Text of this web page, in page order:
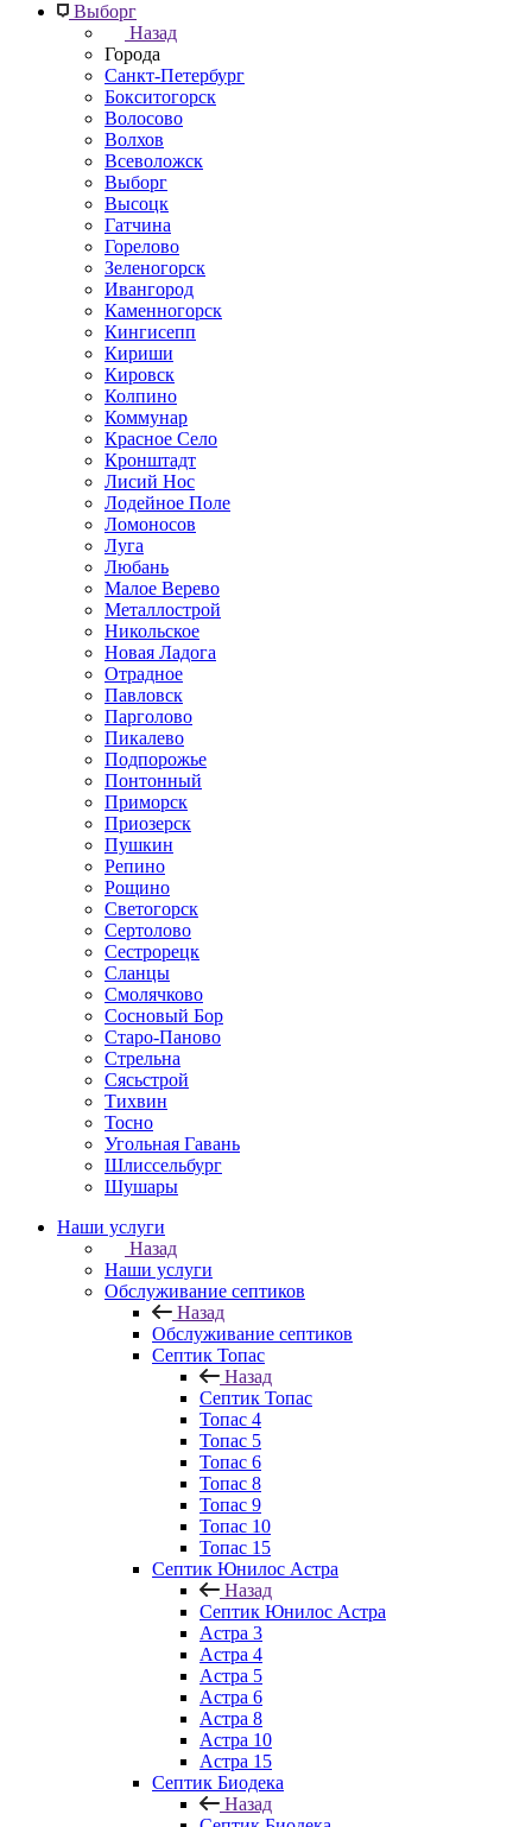
Выборг
Назад
Города
Санкт-Петербург
Бокситогорск
Волосово
Волхов
Всеволожск
Выборг
Высоцк
Гатчина
Горелово
Зеленогорск
Ивангород
Каменногорск
Кингисепп
Кириши
Кировск
Колпино
Коммунар
Красное Село
Кронштадт
Лисий Нос
Лодейное Поле
Ломоносов
Луга
Любань
Малое Верево
Металлострой
Никольское
Новая Ладога
Отрадное
Павловск
Парголово
Пикалево
Подпорожье
Понтонный
Приморск
Приозерск
Пушкин
Репино
Рощино
Светогорск
Сертолово
Сестрорецк
Сланцы
Смолячково
Сосновый Бор
Старо-Паново
Стрельна
Сясьстрой
Тихвин
Тосно
Угольная Гавань
Шлиссельбург
Шушары
Наши услуги
Назад
Наши услуги
Обслуживание септиков
Назад
Обслуживание септиков
Септик Топас
Назад
Септик Топас
Топас 4
Топас 5
Топас 6
Топас 8
Топас 9
Топас 10
Топас 15
Септик Юнилос Астра
Назад
Септик Юнилос Астра
Астра 3
Астра 4
Астра 5
Астра 6
Астра 8
Астра 10
Астра 15
Септик Биодека
Назад